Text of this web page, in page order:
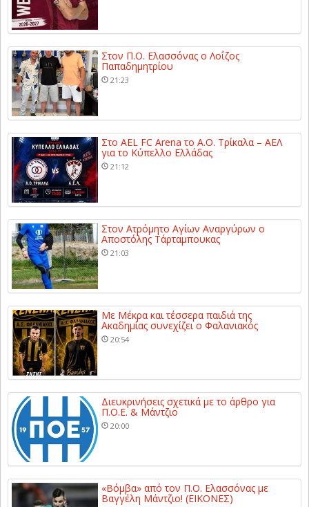
Στον Π.Ο. Ελασσόνας ο Λοΐζος
Παπαδημητρίου
21:23
Στο AEL FC Arena το Α.Ο. Τρίκαλα – ΑΕΛ
για το Κύπελλο Ελλάδας
21:12
Στον Ατρόμητο Αγίων Αναργύρων ο
Αποστόλης Τάρταμπουκας
21:03
Με Μέκρα και τέσσερα παιδιά της
Ακαδημίας συνεχίζει ο Φαλανιακός
20:54
Διευκρινήσεις σχετικά με το άρθρο για
Π.Ο.Ε. & Μάντζιο
20:00
«Βόμβα» από τον Π.Ο. Ελασσόνας με
Βαγγέλη Μάντζιο! (ΕΙΚΟΝΕΣ)